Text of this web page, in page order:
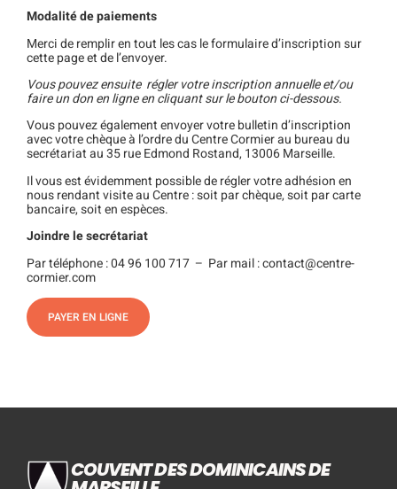
Modalité de paiements
Merci de remplir en tout les cas le formulaire d’inscription sur
cette page et de l’envoyer.
Vous pouvez ensuite régler votre inscription annuelle et/ou
faire un don en ligne en cliquant sur le bouton ci-dessous.
Vous pouvez également envoyer votre bulletin d’inscription
avec votre chèque à l’ordre du Centre Cormier au bureau du
secrétariat au 35 rue Edmond Rostand, 13006 Marseille.
Il vous est évidemment possible de régler votre adhésion en
nous rendant visite au Centre : soit par chèque, soit par carte
bancaire, soit en espèces.
Joindre le secrétariat
Par téléphone : 04 96 100 717 – Par mail : contact@centre-
cormier.com
PAYER EN LIGNE
COUVENT DES DOMINICAINS DE